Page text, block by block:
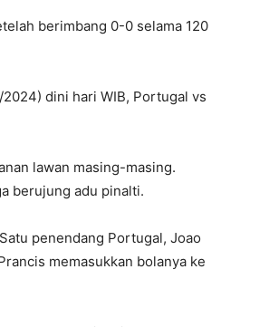
berimbang 0-0 selama 120
dini hari WIB, Portugal vs
lawan masing-masing.
berujung adu pinalti.
penendang Portugal, Joao
memasukkan bolanya ke